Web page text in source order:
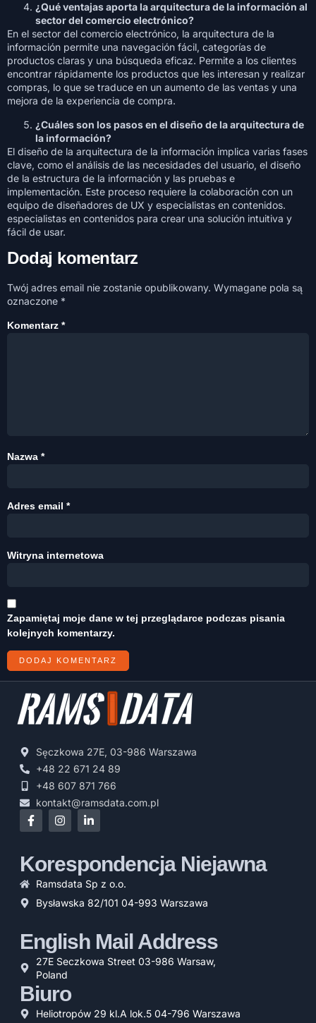
¿Qué ventajas aporta la arquitectura de la información al
sector del comercio electrónico?
En el sector del comercio electrónico, la arquitectura de la
información permite una navegación fácil, categorías de
productos claras y una búsqueda eficaz. Permite a los clientes
encontrar rápidamente los productos que les interesan y realizar
compras, lo que se traduce en un aumento de las ventas y una
mejora de la experiencia de compra.
¿Cuáles son los pasos en el diseño de la arquitectura de
la información?
El diseño de la arquitectura de la información implica varias fases
clave, como el análisis de las necesidades del usuario, el diseño
de la estructura de la información y las pruebas e
implementación. Este proceso requiere la colaboración con un
equipo de diseñadores de UX y especialistas en contenidos.
especialistas en contenidos para crear una solución intuitiva y
fácil de usar.
Dodaj komentarz
Twój adres email nie zostanie opublikowany. Wymagane pola są
oznaczone *
Komentarz *
Nazwa *
Adres email *
Witryna internetowa
Zapamiętaj moje dane w tej przeglądarce podczas pisania
kolejnych komentarzy.
Sęczkowa 27E, 03-986 Warszawa
+48 22 671 24 89
+48 607 871 766
kontakt@ramsdata.com.pl
Korespondencja Niejawna
Ramsdata Sp z o.o.
Bysławska 82/101 04-993 Warszawa
English Mail Address
27E Seczkowa Street 03-986 Warsaw,
Poland
Biuro
Heliotropów 29 kl.A lok.5 04-796 Warszawa